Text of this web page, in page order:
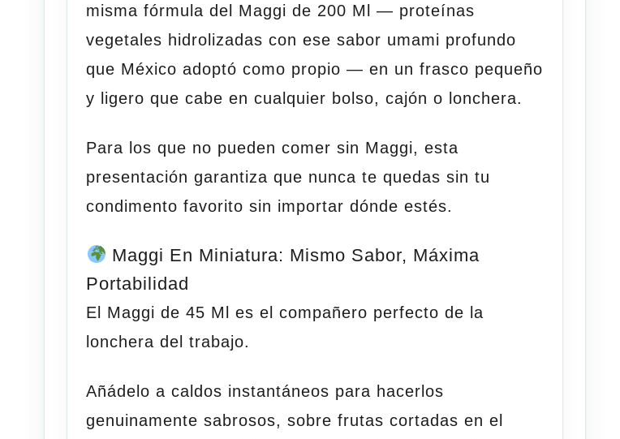
misma fórmula del Maggi de 200 Ml — proteínas
vegetales hidrolizadas con ese sabor umami profundo
que México adoptó como propio — en un frasco pequeño
y ligero que cabe en cualquier bolso, cajón o lonchera.
Para los que no pueden comer sin Maggi, esta
presentación garantiza que nunca te quedas sin tu
condimento favorito sin importar dóndeestés.
Maggi En Miniatura: Mismo Sabor, Máxima
Portabilidad
El Maggi de 45 Ml es el compañero perfecto de la
lonchera del trabajo.
Añádelo a caldos instantáneos para hacerlos
genuinamente sabrosos, sobre frutas cortadas en el